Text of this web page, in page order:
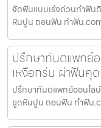
จัดฟันแบบเร่งด่วนทำฟัน
หินปูน ถอนฟัน ทำฟัน
ปรึกษาทันตแพทย์
เหงือกร่น ผ่าฟัน
ปรึกษาทันตแพทย์ออนไล
ขูดหินปูน ถอนฟัน ทำฟัน